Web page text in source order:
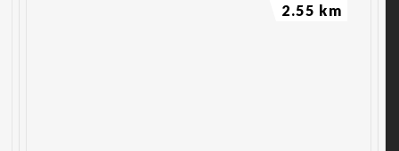
2.55 km